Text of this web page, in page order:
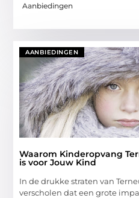
Aanbiedingen
AANBIEDINGEN
Waarom Kinderopvang
is voor Jouw Kind
In de drukke straten van
verscholen dat een grote